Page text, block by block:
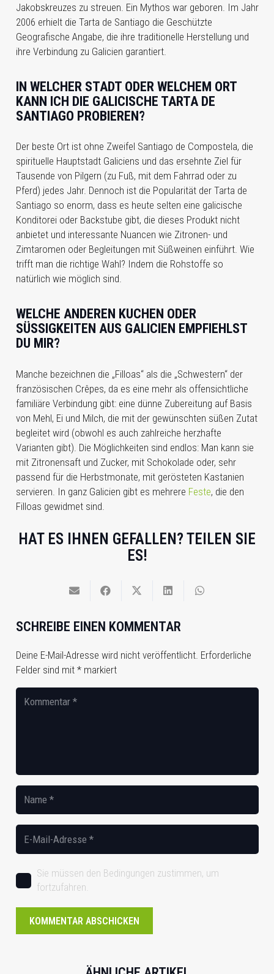
Jakobskreuzes zu streuen. Ein Mythos war geboren. Im Jahr
2006 erhielt die Tarta de Santiago die Geschützte
Geografische Angabe, die ihre traditionelle Herstellung und
ihre Verbindung zu Galicien garantiert.
IN WELCHER STADT ODER WELCHEM ORT
KANN ICH DIE GALICISCHE TARTA DE
SANTIAGO PROBIEREN?
Der beste Ort ist ohne Zweifel Santiago de Compostela, die
spirituelle Hauptstadt Galiciens und das ersehnte Ziel für
Tausende von Pilgern (zu Fuß, mit dem Fahrrad oder zu
Pferd) jedes Jahr. Dennoch ist die Popularität der Tarta de
Santiago so enorm, dass es heute selten eine galicische
Konditorei oder Backstube gibt, die dieses Produkt nicht
anbietet und interessante Nuancen wie Zitronen- und
Zimtaromen oder Begleitungen mit Süßweinen einführt. Wie
trifft man die richtige Wahl? Indem die Rohstoffe so
natürlich wie möglich sind.
WELCHE ANDEREN KUCHEN ODER
SÜSSIGKEITEN AUS GALICIEN EMPFIEHLST D
U MIR?
Manche bezeichnen die „Filloas“ als die „Schwestern“ der
französischen Crêpes, da es eine mehr als offensichtliche
familiäre Verbindung gibt: eine dünne Zubereitung auf Basis
von Mehl, Ei und Milch, die mit der gewünschten süßen Zutat
begleitet wird (obwohl es auch zahlreiche herzhafte
Varianten gibt). Die Möglichkeiten sind endlos: Man kann sie
mit Zitronensaft und Zucker, mit Schokolade oder, sehr
passend für die Herbstmonate, mit gerösteten Kastanien
servieren. In ganz Galicien gibt es mehrere Feste, die den
Filloas gewidmet sind.
HAT ES IHNEN GEFALLEN? TEILEN SIE
ES!
SCHREIBE EINEN KOMMENTAR
Deine E-Mail-Adresse wird nicht veröffentlicht. Erforderliche
Felder sind mit *markiert
Sie müssen den Bedingungen zustimmen, um
fortzufahren.
KOMMENTAR ABSCHICKEN